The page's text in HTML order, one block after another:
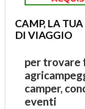
CAMP, LA
DI VIAGGIO
per trovare
camper,
eventi